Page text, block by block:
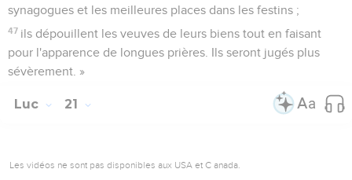
synagogues et les meilleures places dans les festins ;
47 ils dépouillent les veuves de leurs biens tout en faisant
pour l'apparence de longues prières. Ils seront jugés plus
sévèrement. »
Luc 21
Les vidéos ne sont pas disponibles aux USA et C anada.